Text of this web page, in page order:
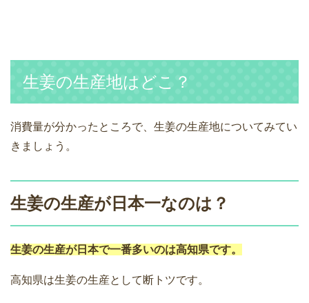
生姜の生産地はどこ？
消費量が分かったところで、生姜の生産地についてみてい
きましょう。
生姜の生産が日本一なのは？
生姜の生産が日本で一番多いのは高知県です。
高知県は生姜の生産として断トツです。